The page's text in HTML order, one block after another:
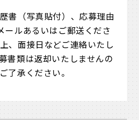
書（写真貼付）、応募理由
ールあるいはご郵送くださ
、面接日などご連絡いたし
書類は返却いたしませんの
了承ください。